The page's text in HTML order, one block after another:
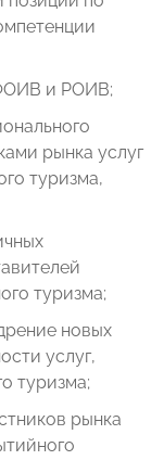
и РОИВ;
рынка услуг
туризма,
туризма;
новых
услуг,
туризма;
рынка